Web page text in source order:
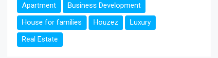
Apartment
Business Development
House for families
Houzez
Luxury
Real Estate